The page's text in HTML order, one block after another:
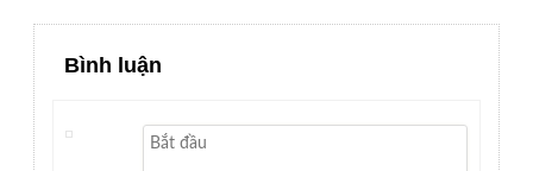
Bình luận